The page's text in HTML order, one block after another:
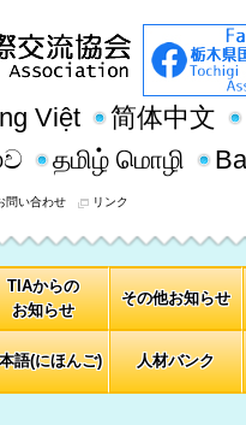
Việt
简体中文
தமிழ் மொழி
問い合わせ リンク
TIAからの
お知らせ
その他お知らせ
語(にほんご) 人材バンク